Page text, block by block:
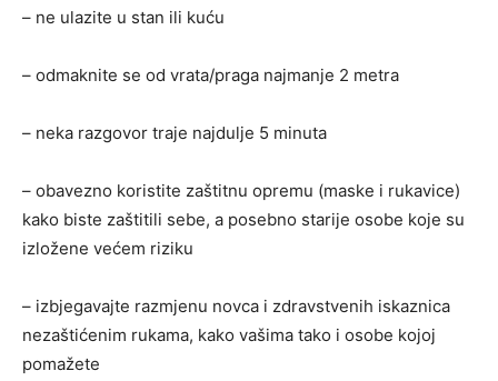
– ne ulazite u stan ili kuću
– odmaknite se od vrata/praga najmanje 2 metra
– neka razgovor traje najdulje 5 minuta
– obavezno koristite zaštitnu opremu (maske i rukavice)
kako biste zaštitili sebe, a posebno starije osobe koje su
izložene većem riziku
– izbjegavajte razmjenu novca i zdravstvenih iskaznica
nezaštićenim rukama, kako vašima tako i osobe kojoj
pomažete